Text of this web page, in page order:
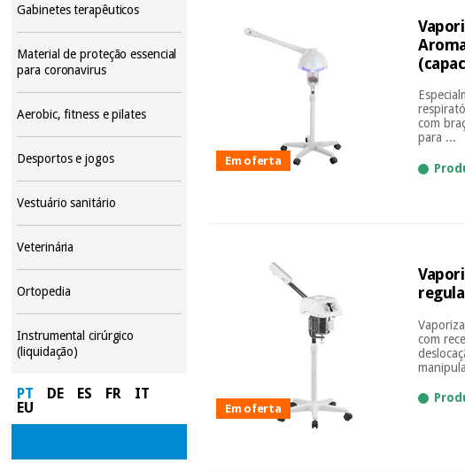
Gabinetes terapêuticos
Material de proteção essencial
para coronavirus
Aerobic, fitness e pilates
Desportos e jogos
Vestuário sanitário
Veterinária
Ortopedia
Instrumental cirúrgico
(liquidação)
PT DE ES FR
IT
EU
Em oferta
com
para ...
Em oferta
com